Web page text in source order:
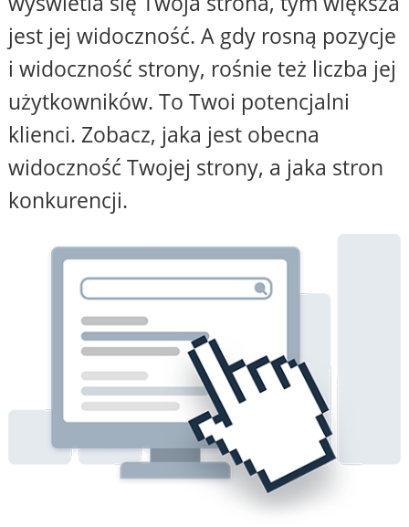
jest jej widoczność. A gdy rosną pozycje
i widoczność strony, rośnie też liczba jej
użytkowników. To Twoi potencjalni
klienci. Zobacz, jaka jest obecna
widoczność Twojej strony, a jaka stron
konkurencji.